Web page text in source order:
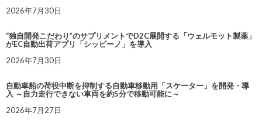
2026年7月30日
“独自開発こだわり”のサプリメントでD2C展開する「ウェルモット製薬」
がEC自動出荷アプリ「シッピーノ」を導入
2026年7月30日
自動車船の荷役中断を抑制する自動車移動用「スケーター」を開発・導
入 ～自力走行できない車両を約5分で移動可能に～
2026年7月27日